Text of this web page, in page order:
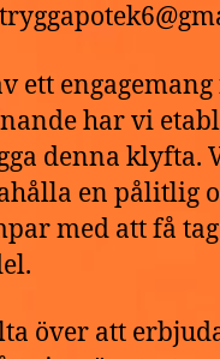
ett
har vi
denna klyfta.
en pålitlig
med att få
över att